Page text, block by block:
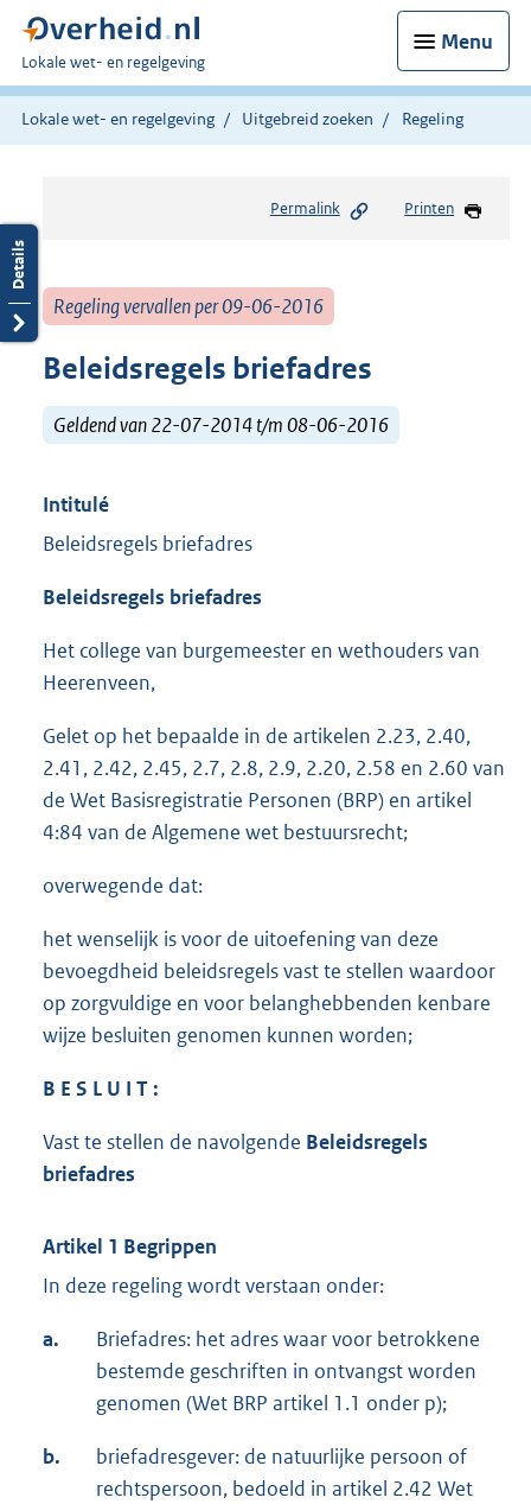
Menu
U
bent
hier:
Lokale wet- en regelgeving
Lokale wet- en regelgeving Uitgebreid zoeken Regeling
Permalink Printen
Regeling vervallen per 09-06-2016
Beleidsregels briefadres
Geldend van 22-07-2014 t/m 08-06-2016
Intitulé
Beleidsregels briefadres
Beleidsregels briefadres
Het college van burgemeester en wethouders van
Heerenveen,
Gelet op het bepaalde in de artikelen 2.23, 2.40,
2.41, 2.42, 2.45, 2.7, 2.8, 2.9, 2.20, 2.58 en 2.60 van
de Wet Basisregistratie Personen (BRP) en artikel
4:84 van de Algemene wet bestuursrecht;
overwegende dat:
het wenselijk is voor de uitoefening van deze
bevoegdheid beleidsregels vast te stellen waardoor
op zorgvuldige en voor belanghebbenden kenbare
wijze besluiten genomen kunnen worden;
B E S L U I T :
Vast te stellen de navolgende Beleidsregels
briefadres
Artikel 1 Begrippen
In deze regeling wordt verstaan onder:
a.
Briefadres: het adres waar voor betrokkene
bestemde geschriften in ontvangst worden
genomen (Wet BRP artikel 1.1 onder p);
b.
briefadresgever: de natuurlijke persoon of
rechtspersoon, bedoeld in artikel 2.42 Wet